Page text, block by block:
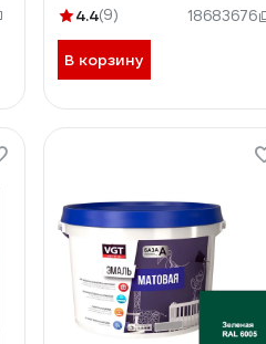
15563
4.4(9) 18683676
В корзину